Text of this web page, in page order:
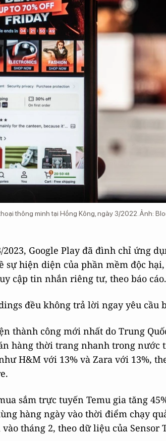
thông minh tại Hồng Kông, ngày 3/2022. Ảnh:
Google Play đã đình chỉ ứng
sự hiện diện của phần mềm độc
cập tin nhắn riêng tư, theo báo cáo.
đều không trả lời ngay yêu cầu
thành công mới nhất do Trung
hàng thời trang nhanh trong nước
H&M với 13% và Zara với 13%,
sắm trực tuyến Temu gia tăng
hàng ngày vào thời điểm chạy
tháng 2, theo dữ liệu của Sensor